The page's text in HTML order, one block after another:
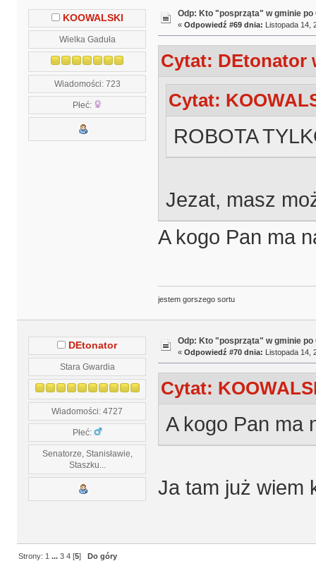
KOOWALSKI
Wielka Gaduła
Wiadomości: 723
Płeć:
Odp: Kto "posprząta" w gminie po
« Odpowiedź #69 dnia: Listopada 14,
Cytat: DEtonator
Cytat:
ROBOTA
Jezat, masz
A kogo Pan ma
jestem gorszego sortu
DEtonator
Stara Gwardia
Wiadomości: 4727
Płeć:
Senatorze, Stanisławie,
Staszku...
Odp: Kto "posprząta" w gminie po
« Odpowiedź #70 dnia: Listopada 14,
Cytat:
A kogo Pan ma
Ja tam już wiem
Strony: 1 ...3 4 [5]Do góry